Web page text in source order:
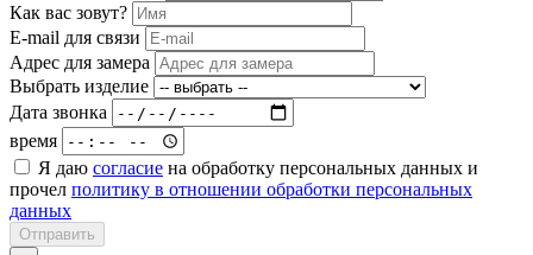
Как вас зовут?
E-mail для связи
Адрес для замера
Выбрать изделие
Дата звонка
время
Я даю согласие на обработку персональных данных и
прочел политику в отношении обработки персональных
данных
Отправить